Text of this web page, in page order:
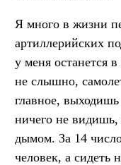
Я много в жизни
артиллерийских
у меня останется
не слышно,
главное,
ничего не
дымом. За 14
человек, а сидеть